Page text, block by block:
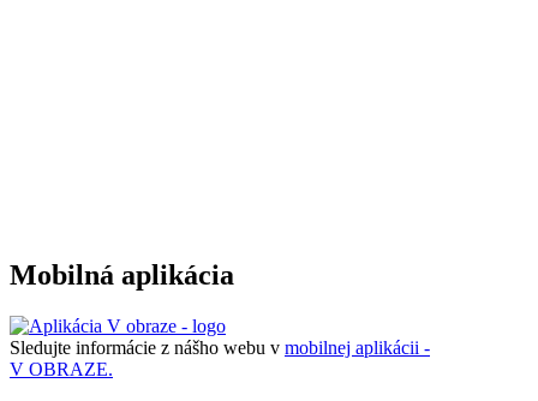
Mobilná aplikácia
Sledujte informácie z nášho webu v mobilnej aplikácii -
V OBRAZE.